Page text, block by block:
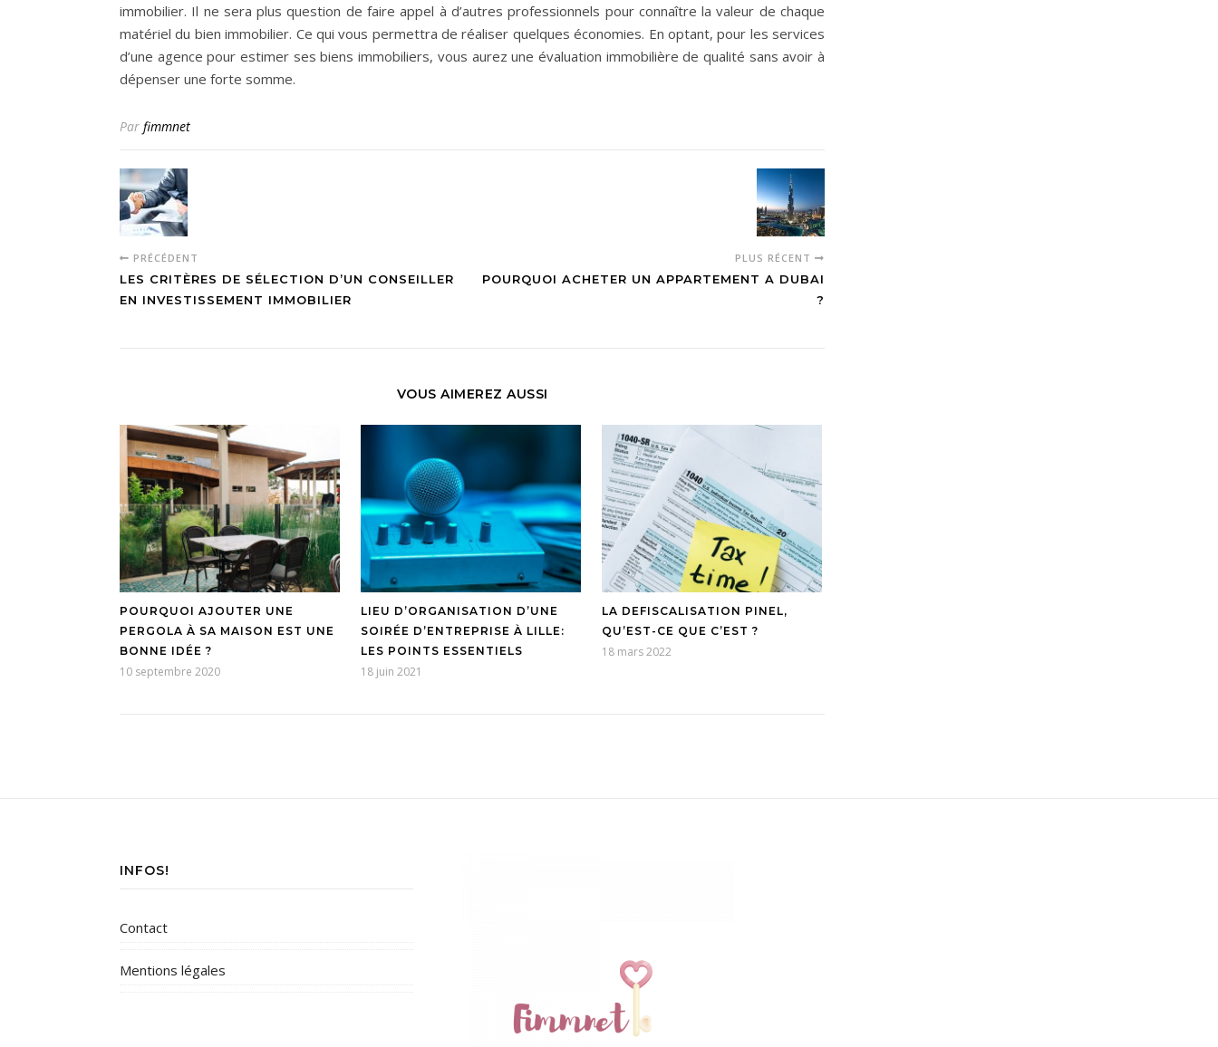
immobilier. Il ne sera plus question de faire appel à d’autres professionnels pour connaître la valeur de chaque
matériel du bien immobilier. Ce qui vous permettra de réaliser quelques économies. En optant, pour les services
d’une agence pour estimer ses biens immobiliers, vous aurez une évaluation immobilière de qualité sans avoir à
dépenser une forte somme.
Par fimmnet
PRÉCÉDENT
LES CRITÈRES DE SÉLECTION D’UN CONSEILLER
EN INVESTISSEMENT IMMOBILIER
PLUS RÉCENT
POURQUOI ACHETER UN APPARTEMENT A DUBAI
?
VOUS AIMEREZ AUSSI
POURQUOI AJOUTER UNE
PERGOLA À SA MAISON EST UNE
BONNE IDÉE ?
10 septembre 2020
LIEU D’ORGANISATION D’UNE
SOIRÉE D’ENTREPRISE À LILLE:
LES POINTS ESSENTIELS
18 juin 2021
LA DEFISCALISATION PINEL,
QU’EST-CE QUE C’EST ?
18 mars 2022
INFOS!
Contact
Mentions légales